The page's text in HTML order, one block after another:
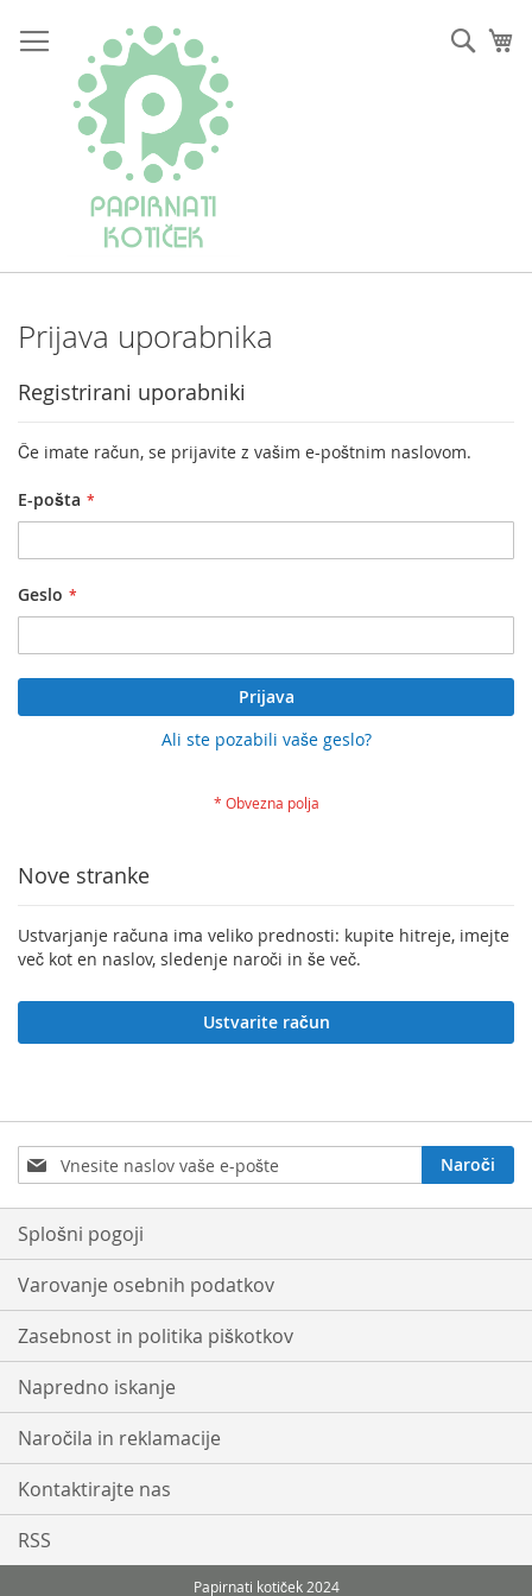
na
vsebino
Prijava uporabnika
Registrirani uporabniki
Če imate račun, se prijavite z vašim e-poštnim naslovom.
E-pošta
Geslo
Prijava
Ali ste pozabili vaše geslo?
Nove stranke
Ustvarjanje računa ima veliko prednosti: kupite hitreje, imejte
več kot en naslov, sledenje naroči in še več.
Ustvarite račun
Prijavite
se
na
e-
novice:
Naroči
Splošni pogoji
Varovanje osebnih podatkov
Zasebnost in politika piškotkov
Napredno iskanje
Naročila in reklamacije
Kontaktirajte nas
RSS
Papirnati kotiček 2024